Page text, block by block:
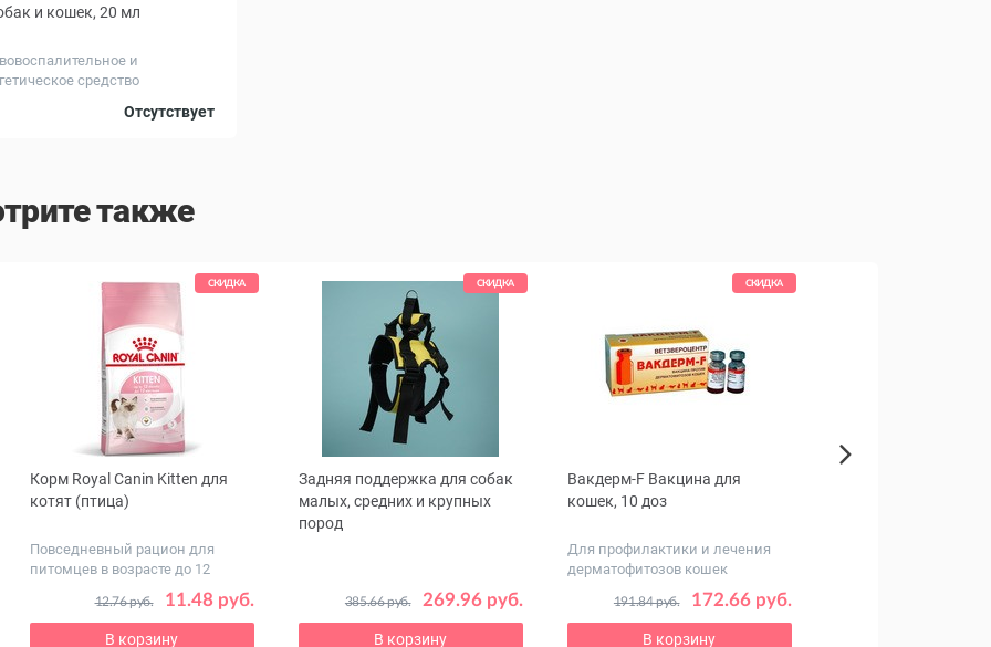
и кошек, 20 мл
и
средство
Отсутствует
также
СКИДКА
Корм Royal Canin Kitten для
котят (птица)
Повседневный рацион для
питомцев в возрасте до 12
11.48 руб.
12.76 руб.
В корзину
СКИДКА
Задняя поддержка для собак
малых, средних и крупных
пород
269.96 руб.
385.66 руб.
В корзину
СКИДКА
Вакдерм-F Вакцина для
кошек, 10 доз
Для профилактики и лечения
дерматофитозов кошек
172.66 руб.
191.84 руб.
В корзину